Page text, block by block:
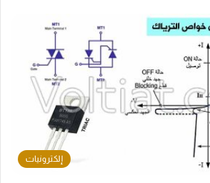
إلكترونيات